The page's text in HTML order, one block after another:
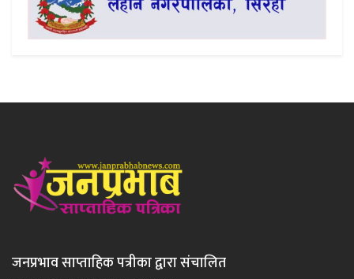
जनप्रभाव साप्ताहिक पत्रीका द्वारा संचालित